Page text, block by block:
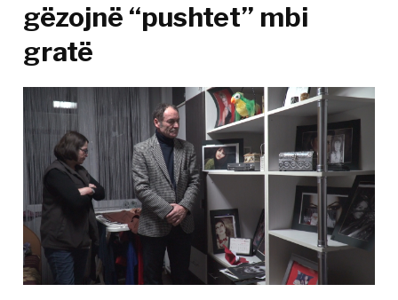
gëzojnë “pushtet” mbi
gratë